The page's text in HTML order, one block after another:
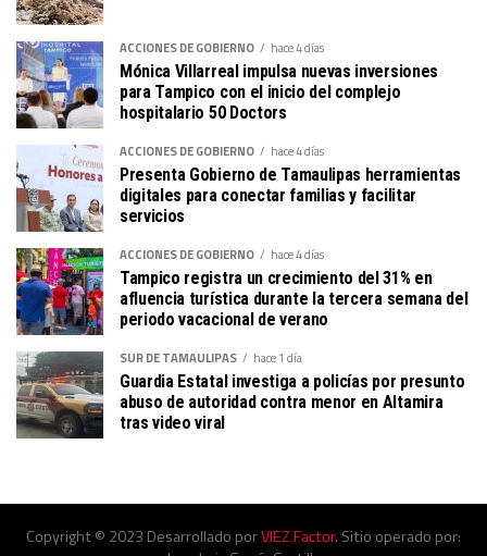
ACCIONES DE GOBIERNO hace 4 días
Mónica Villarreal impulsa nuevas inversiones
para Tampico con el inicio del complejo
hospitalario 50 Doctors
ACCIONES DE GOBIERNO hace 4 días
Presenta Gobierno de Tamaulipas herramientas
digitales para conectar familias y facilitar
servicios
ACCIONES DE GOBIERNO hace 4 días
Tampico registra un crecimiento del 31% en
afluencia turística durante la tercera semana del
periodo vacacional de verano
SUR DE TAMAULIPAS hace 1 día
Guardia Estatal investiga a policías por presunto
abuso de autoridad contra menor en Altamira
tras video viral
Copyright © 2023 Desarrollado porVIEZ Factor. Sitio operado por: